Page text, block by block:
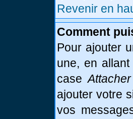
Revenir en
Comment
Pour ajouter
une, en
case
ajouter votre
vos